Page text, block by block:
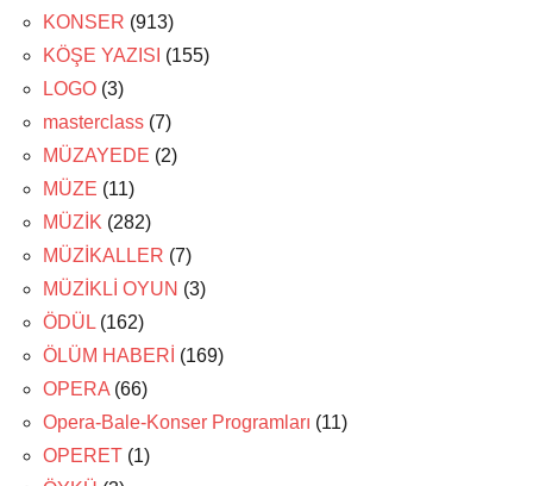
KONSER (913)
KÖŞE YAZISI (155)
LOGO (3)
masterclass (7)
MÜZAYEDE (2)
MÜZE (11)
MÜZİK (282)
MÜZİKALLER (7)
MÜZİKLİ OYUN (3)
ÖDÜL (162)
ÖLÜM HABERİ (169)
OPERA (66)
Opera-Bale-Konser Programları (11)
OPERET (1)